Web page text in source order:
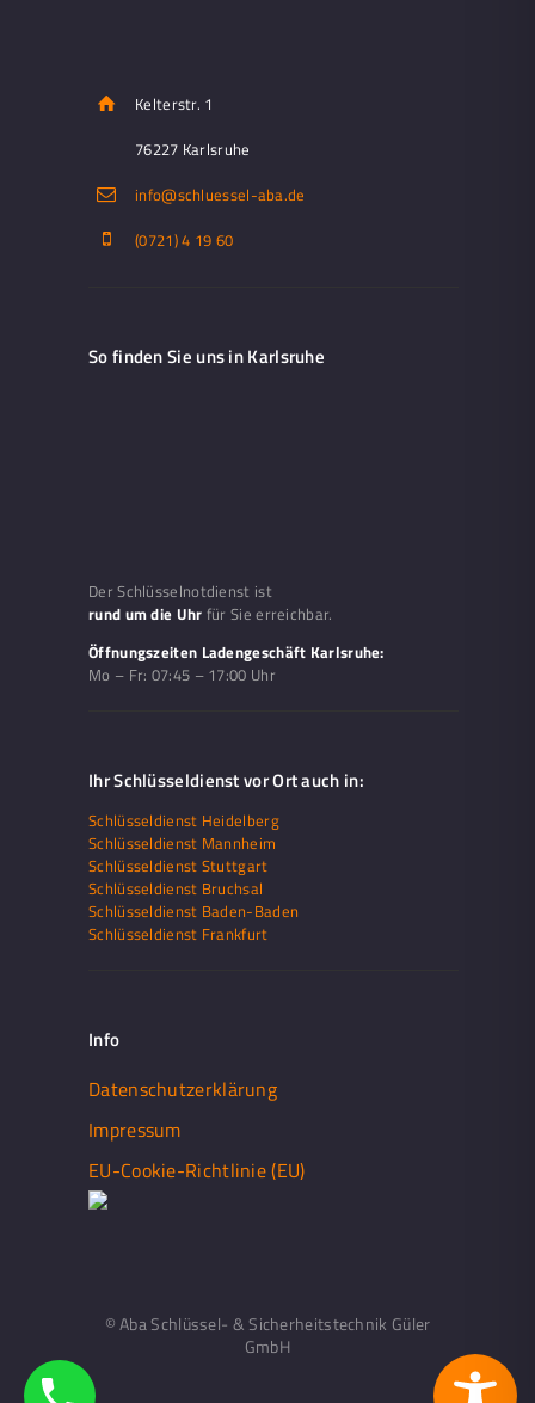
Kelterstr. 1
76227 Karlsruhe
info@schluessel-aba.de
(0721) 4 19 60
So finden Sie uns in Karlsruhe
Der Schlüsselnotdienst ist
rund um die Uhr für Sie erreichbar.
Öffnungszeiten Ladengeschäft Karlsruhe:
Mo – Fr: 07:45 – 17:00 Uhr
Ihr Schlüsseldienst vor Ort auch in:
Schlüsseldienst Heidelberg
Schlüsseldienst Mannheim
Schlüsseldienst Stuttgart
Schlüsseldienst Bruchsal
Schlüsseldienst Baden-Baden
Schlüsseldienst Frankfurt
Info
Datenschutzerklärung
Impressum
EU-Cookie-Richtlinie (EU)
© Aba Schlüssel- & Sicherheitstechnik Güler
GmbH